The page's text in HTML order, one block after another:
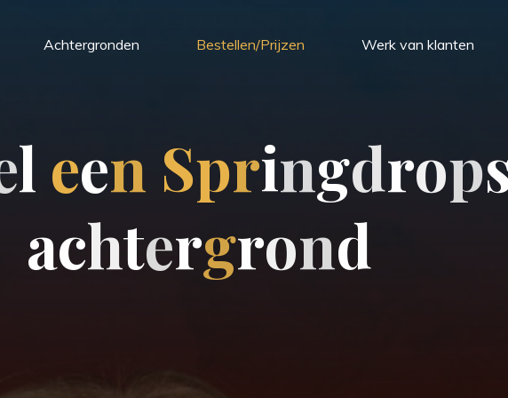
Achtergronden Bestellen/Prijzen Werk van klanten
l een Springdrop
achtergrond